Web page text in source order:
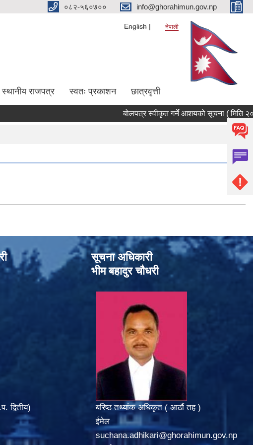
०८२-५६०७०० info@ghorahimun.gov.np
English नेपाली
स्थानीय राजपत्र स्वतः प्रकाशन छात्रवृत्ती
बोलपत्र स्वीकृत गर्ने आशयको सूचना ( मिति
द्वितीय)
सूचना अधिकारी
भीम बहादुर चौधरी
बरिष्ठ तथ्यांक अधिकृत ( आठौं तह )
ईमेल
suchana.adhikari@ghorahimun.gov.np